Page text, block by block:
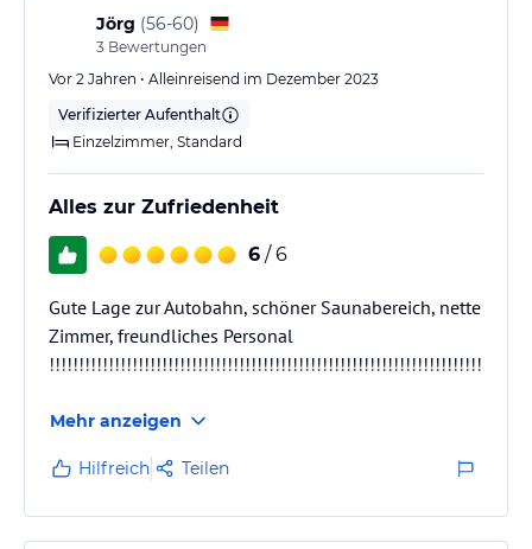
Jörg (56-60)
3 Bewertungen
Vor 2 Jahren • Alleinreisend im Dezember 2023
Verifizierter Aufenthalt
Einzelzimmer, Standard
Alles zur Zufriedenheit
6 / 6
Gute Lage zur Autobahn, schöner Saunabereich, nette
Zimmer, freundliches Personal
Mehr anzeigen
Hilfreich Teilen